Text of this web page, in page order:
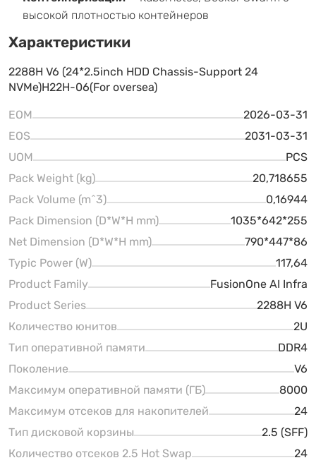
высокой плотностью контейнеров
Характеристики
2288H V6 (24*2.5inch HDD Chassis-Support 24
NVMe)H22H-06(For oversea)
EOM
2026-03-31
EOS
2031-03-31
UOM
PCS
Pack Weight (kg)
20,718655
Pack Volume (m^3)
0,16944
Pack Dimension (D*W*H mm)
1035*642*255
Net Dimension (D*W*H mm)
790*447*86
Typic Power (W)
117,64
Product Family
FusionOne AI Infra
Product Series
2288H V6
Количество юнитов
2U
Тип оперативной памяти
DDR4
Поколение
V6
Максимум оперативной памяти (ГБ)
8000
Максимум отсеков для накопителей
24
Тип дисковой корзины
2.5 (SFF)
Количество отсеков 2.5 Hot Swap
24